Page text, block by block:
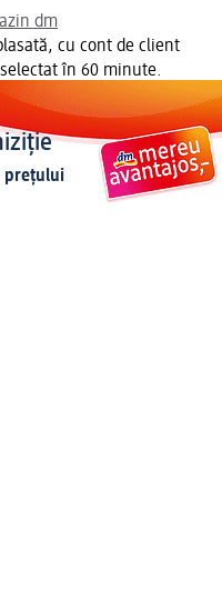
dm
cu cont de client
în 60 minute.
prețului